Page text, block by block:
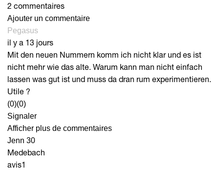
2 commentaires
Ajouter un commentaire
Pegasus
il y a 13 jours
Mit den neuen Nummern komm ich nicht klar und es ist
nicht mehr wie das alte. Warum kann man nicht einfach
lassen was gut ist und muss da dran rum experimentieren.
Utile ?
(0)(0)
Signaler
Afficher plus de commentaires
Jenn 30
Medebach
avis1